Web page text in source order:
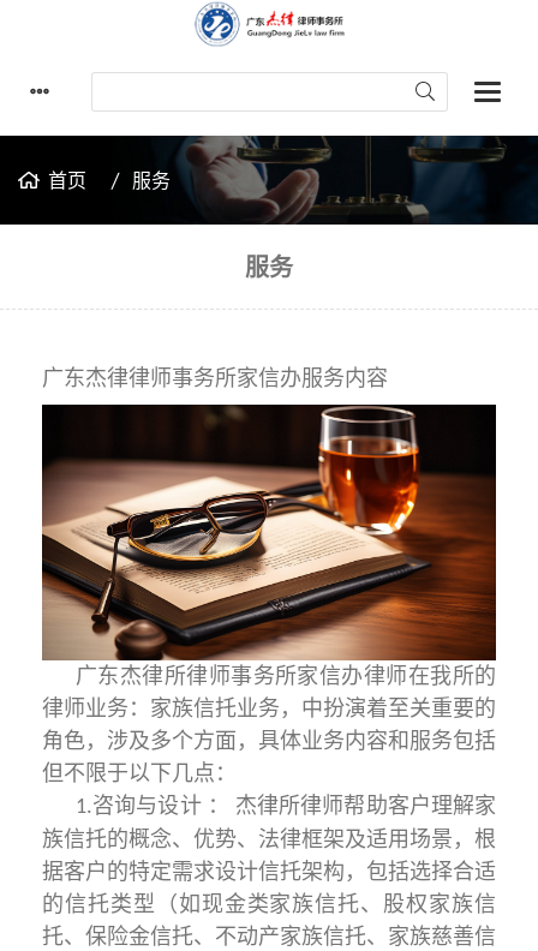
首页 服务
服务
广东杰律律师事务所家信办服务内容
广东杰律所律师事务所家信办律师在我所的
律师业务：家族信托业务，中扮演着至关重要的
角色，涉及多个方面，具体业务内容和服务包括
但不限于以下几点：
1.咨询与设计 ： 杰律所律师帮助客户理解家
族信托的概念、优势、法律框架及适用场景，根
据客户的特定需求设计信托架构，包括选择合适
的信托类型（如现金类家族信托、股权家族信
托、保险金信托、不动产家族信托、家族慈善信